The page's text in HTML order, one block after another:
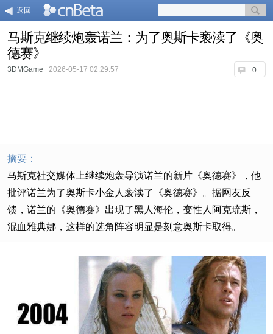
返回
马斯克继续炮轰诺兰：为了奥斯卡亵渎了《奥
德赛》
0
3DMGame 2026-05-17 02:29:57
摘要：
马斯克社交媒体上继续炮轰导演诺兰的新片《奥德赛》，他
批评诺兰为了奥斯卡小金人亵渎了《奥德赛》。据网友反
馈，诺兰的《奥德赛》出现了黑人海伦，变性人阿克琉斯，
混血雅典娜，这样的选角阵容明显是刻意奥斯卡取得。